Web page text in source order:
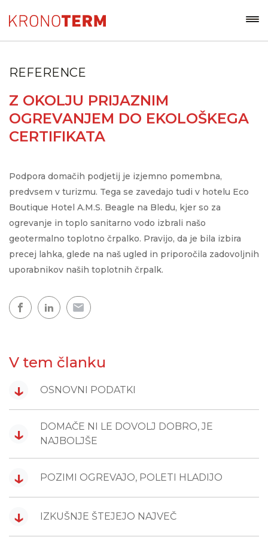
REFERENCE
Z OKOLJU PRIJAZNIM
OGREVANJEM DO EKOLOŠKEGA
CERTIFIKATA
Podpora domačih podjetij je izjemno pomembna,
predvsem v turizmu. Tega se zavedajo tudi v hotelu Eco
Boutique Hotel A.M.S. Beagle na Bledu, kjer so za
ogrevanje in toplo sanitarno vodo izbrali našo
geotermalno toplotno črpalko. Pravijo, da je bila izbira
precej lahka, glede na naš ugled in priporočila zadovoljnih
uporabnikov naših toplotnih črpalk.
V tem članku
↓ OSNOVNI PODATKI
↓
DOMAČE NI LE DOVOLJ DOBRO, JE
NAJBOLJŠE
↓ POZIMI OGREVAJO, POLETI HLADIJO
↓ IZKUŠNJE ŠTEJEJO NAJVEČ